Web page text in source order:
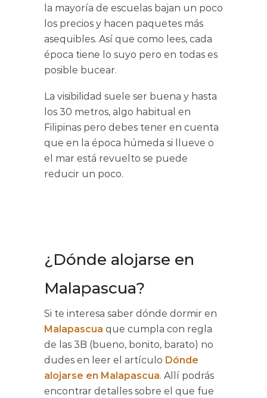
la mayoría de escuelas bajan un poco
los precios y hacen paquetes más
asequibles. Así que como lees, cada
época tiene lo suyo pero en todas es
posible bucear.
La visibilidad suele ser buena y hasta
los 30 metros, algo habitual en
Filipinas pero debes tener en cuenta
que en la época húmeda si llueve o
el mar está revuelto se puede
reducir un poco.
¿Dónde alojarse en
Malapascua?
Si te interesa saber dónde dormir en
Malapascua que cumpla con regla
de las 3B (bueno, bonito, barato) no
dudes en leer el artículo Dónde
alojarse en Malapascua. Allí podrás
encontrar detalles sobre el que fue